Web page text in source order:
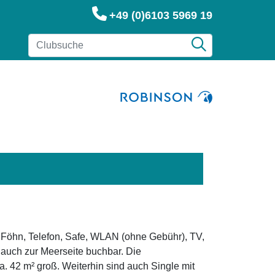
+49 (0)6103 5969 19
Telefon, Safe, WLAN (ohne Gebühr), TV,
zur Meerseite buchbar. Die
42 m² groß. Weiterhin sind auch Single mit